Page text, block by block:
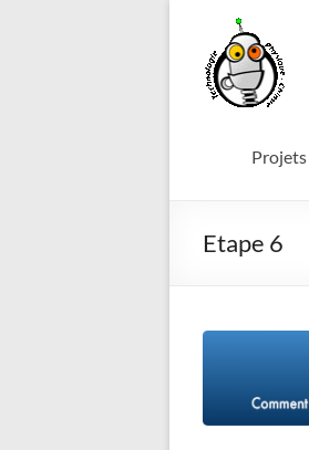
contenu
Projets
Etape 6